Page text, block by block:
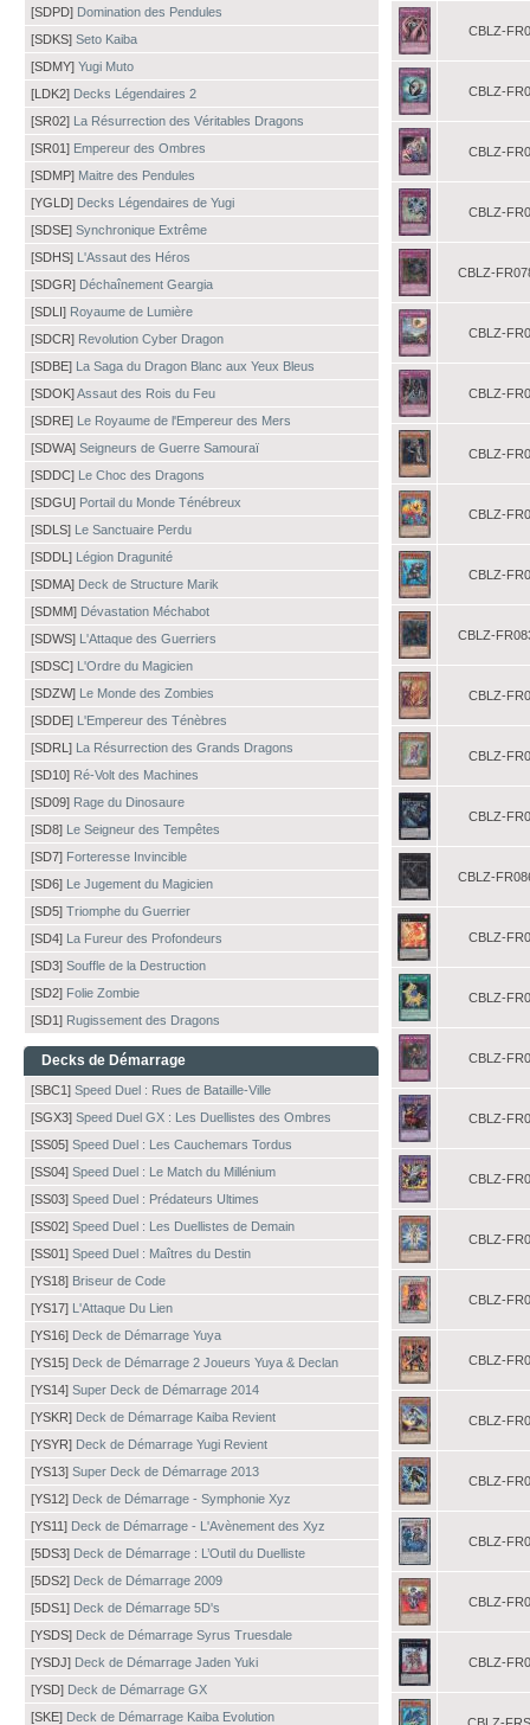
[SDPD] Domination des Pendules
[SDKS] Seto Kaiba
[SDMY] Yugi Muto
[LDK2] Decks Légendaires 2
[SR02] La Résurrection des Véritables Dragons
[SR01] Empereur des Ombres
[SDMP] Maitre des Pendules
[YGLD] Decks Légendaires de Yugi
[SDSE] Synchronique Extrême
[SDHS] L'Assaut des Héros
[SDGR] Déchaînement Geargia
[SDLI] Royaume de Lumière
[SDCR] Revolution Cyber Dragon
[SDBE] La Saga du Dragon Blanc aux Yeux Bleus
[SDOK]Assaut des Rois du Feu
[SDRE] Le Royaume de l'Empereur des Mers
[SDWA] Seigneurs de Guerre Samouraï
[SDDC] Le Choc des Dragons
[SDGU] Portail du Monde Ténébreux
[SDLS] Le Sanctuaire Perdu
[SDDL] Légion Dragunité
[SDMA] Deck de Structure Marik
[SDMM] Dévastation Méchabot
[SDWS] L'Attaque des Guerriers
[SDSC] L'Ordre du Magicien
[SDZW] Le Monde des Zombies
[SDDE] L'Empereur des Ténèbres
[SDRL] La Résurrection des Grands Dragons
[SD10] Ré-Volt des Machines
[SD09] Rage du Dinosaure
[SD8] Le Seigneur des Tempêtes
[SD7] Forteresse Invincible
[SD6] Le Jugement du Magicien
[SD5] Triomphe du Guerrier
[SD4] La Fureur des Profondeurs
[SD3] Souffle de la Destruction
[SD2] Folie Zombie
[SD1] Rugissement des Dragons
Decks de Démarrage
[SBC1] Speed Duel : Rues de Bataille-Ville
[SGX3] Speed Duel GX : Les Duellistes des Ombres
[SS05] Speed Duel : Les Cauchemars Tordus
[SS04] Speed Duel : Le Match du Millénium
[SS03] Speed Duel : Prédateurs Ultimes
[SS02] Speed Duel : Les Duellistes de Demain
[SS01] Speed Duel : Maîtres du Destin
[YS18] Briseur de Code
[YS17] L'Attaque Du Lien
[YS16] Deck de Démarrage Yuya
[YS15] Deck de Démarrage 2 Joueurs Yuya & Declan
[YS14] Super Deck de Démarrage 2014
[YSKR] Deck de Démarrage Kaiba Revient
[YSYR] Deck de Démarrage Yugi Revient
[YS13] Super Deck de Démarrage 2013
[YS12] Deck de Démarrage - Symphonie Xyz
[YS11] Deck de Démarrage - L'Avènement des Xyz
[5DS3] Deck de Démarrage : L’Outil du Duelliste
[5DS2] Deck de Démarrage 2009
[5DS1] Deck de Démarrage 5D's
[YSDS] Deck de Démarrage Syrus Truesdale
[YSDJ] Deck de Démarrage Jaden Yuki
[YSD] Deck de Démarrage GX
[SKE] Deck de Démarrage Kaiba Evolution
CBLZ-
CBLZ-
CBLZ-
CBLZ-
CBLZ-
CBLZ-
CBLZ-
CBLZ-
CBLZ-
CBLZ-
CBLZ-
CBLZ-
CBLZ-
CBLZ-
CBLZ-
CBLZ-
CBLZ-
CBLZ-
CBLZ-
CBLZ-
CBLZ-
CBLZ-
CBLZ-
CBLZ-
CBLZ-
CBLZ-
CBLZ-
CBLZ-